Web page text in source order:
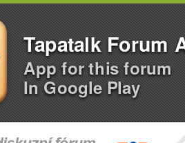
Tapatalk Forum
App for this forum
In Google Play